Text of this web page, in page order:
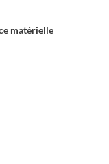
matérielle